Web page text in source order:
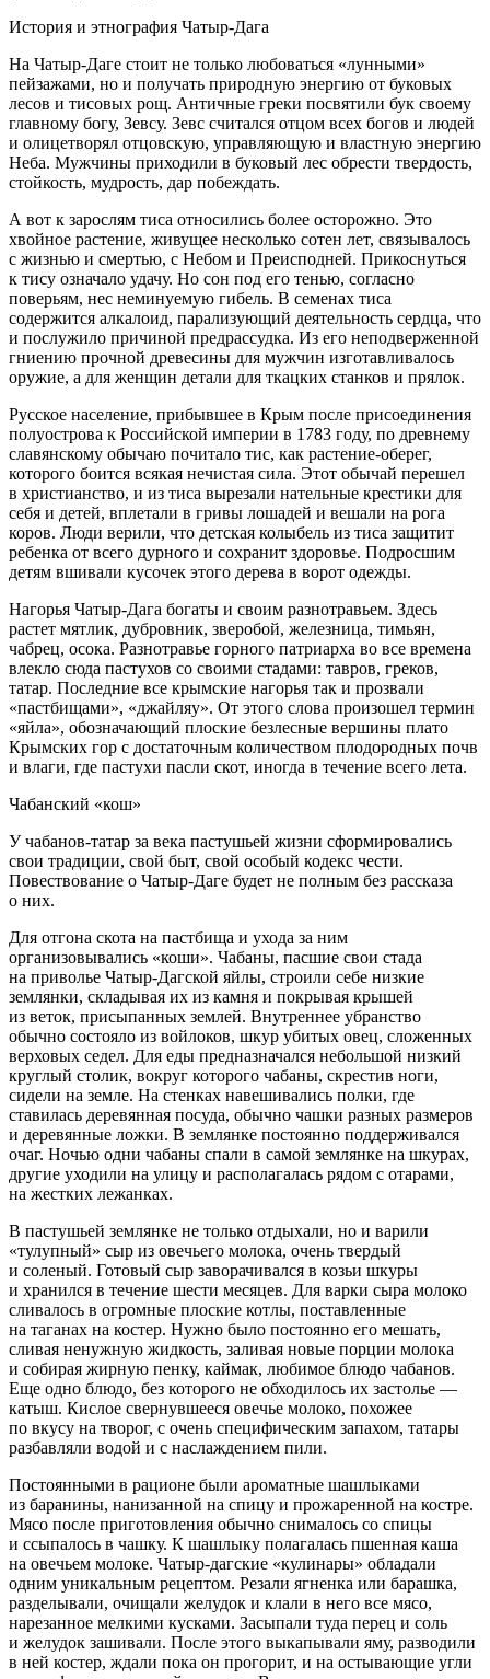
История и этнография Чатыр-Дага
На Чатыр-Даге стоит не только любоваться «лунными»
пейзажами, но и получать природную энергию от буковых
лесов и тисовых рощ. Античные греки посвятили бук своему
главному богу, Зевсу. Зевс считался отцом всех богов и людей
и олицетворял отцовскую, управляющую и властную энергию
Неба. Мужчины приходили в буковый лес обрести твердость,
стойкость, мудрость, дар побеждать.
А вот к зарослям тиса относились более осторожно. Это
хвойное растение, живущее несколько сотен лет, связывалось
с жизнью и смертью, с Небом и Преисподней. Прикоснуться
к тису означало удачу. Но сон под его тенью, согласно
поверьям, нес неминуемую гибель. В семенах тиса
содержится алкалоид, парализующий деятельность сердца, что
и послужило причиной предрассудка. Из его неподверженной
гниению прочной древесины для мужчин изготавливалось
оружие, а для женщин детали для ткацких станков и прялок.
Русское население, прибывшее в Крым после присоединения
полуострова к Российской империи в 1783 году, по древнему
славянскому обычаю почитало тис, как растение-оберег,
которого боится всякая нечистая сила. Этот обычай перешел
в христианство, и из тиса вырезали нательные крестики для
себя и детей, вплетали в гривы лошадей и вешали на рога
коров. Люди верили, что детская колыбель из тиса защитит
ребенка от всего дурного и сохранит здоровье. Подросшим
детям вшивали кусочек этого дерева в ворот одежды.
Нагорья Чатыр-Дага богаты и своим разнотравьем. Здесь
растет мятлик, дубровник, зверобой, железница, тимьян,
чабрец, осока. Разнотравье горного патриарха во все времена
влекло сюда пастухов со своими стадами: тавров, греков,
татар. Последние все крымские нагорья так и прозвали
«пастбищами», «джайляу». От этого слова произошел термин
«яйла», обозначающий плоские безлесные вершины плато
Крымских гор с достаточным количеством плодородных почв
и влаги, где пастухи пасли скот, иногда в течение всего лета.
Чабанский «кош»
У чабанов-татар за века пастушьей жизни сформировались
свои традиции, свой быт, свой особый кодекс чести.
Повествование о Чатыр-Даге будет не полным без рассказа
о них.
Для отгона скота на пастбища и ухода за ним
организовывались «коши». Чабаны, пасшие свои стада
на приволье Чатыр-Дагской яйлы, строили себе низкие
землянки, складывая их из камня и покрывая крышей
из веток, присыпанных землей. Внутреннее убранство
обычно состояло из войлоков, шкур убитых овец, сложенных
верховых седел. Для еды предназначался небольшой низкий
круглый столик, вокруг которого чабаны, скрестив ноги,
сидели на земле. На стенках навешивались полки, где
ставилась деревянная посуда, обычно чашки разных размеров
и деревянные ложки. В землянке постоянно поддерживался
очаг. Ночью одни чабаны спали в самой землянке на шкурах,
другие уходили на улицу и располагалась рядом с отарами,
на жестких лежанках.
В пастушьей землянке не только отдыхали, но и варили
«тулупный» сыр из овечьего молока, очень твердый
и соленый. Готовый сыр заворачивался в козьи шкуры
и хранился в течение шести месяцев. Для варки сыра молоко
сливалось в огромные плоские котлы, поставленные
на таганах на костер. Нужно было постоянно его мешать,
сливая ненужную жидкость, заливая новые порции молока
и собирая жирную пенку, каймак, любимое блюдо чабанов.
Еще одно блюдо, без которого не обходилось их застолье —
катыш. Кислое свернувшееся овечье молоко, похожее
по вкусу на творог, с очень специфическим запахом, татары
разбавляли водой и с наслаждением пили.
Постоянными в рационе были ароматные шашлыками
из баранины, нанизанной на спицу и прожаренной на костре.
Мясо после приготовления обычно снималось со спицы
и ссыпалось в чашку. К шашлыку полагалась пшенная каша
на овечьем молоке. Чатыр-дагские «кулинары» обладали
одним уникальным рецептом. Резали ягненка или барашка,
разделывали, очищали желудок и клали в него все мясо,
нарезанное мелкими кусками. Засыпали туда перец и соль
и желудок зашивали. После этого выкапывали яму, разводили
в ней костер, ждали пока он прогорит, и на остывающие угли